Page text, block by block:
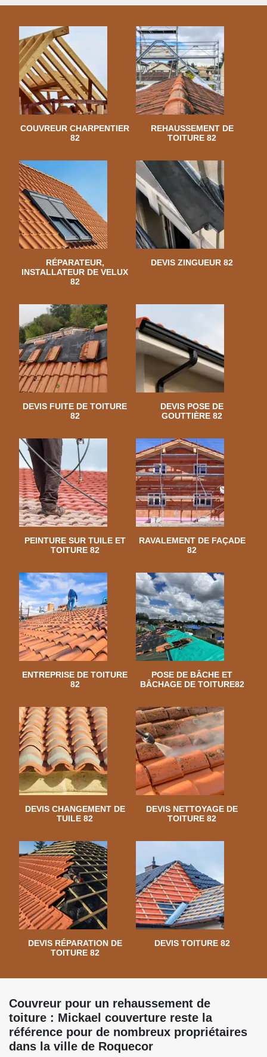
COUVREUR CHARPENTIER
82
REHAUSSEMENT DE
TOITURE 82
RÉPARATEUR,
INSTALLATEUR DE VELUX
82
DEVIS ZINGUEUR 82
DEVIS FUITE DE TOITURE
82
DEVIS POSE DE
GOUTTIÈRE 82
PEINTURE SUR TUILE ET
TOITURE 82
RAVALEMENT DE FAÇADE
82
ENTREPRISE DE TOITURE
82
POSE DE BÂCHE ET
BÂCHAGE DE TOITURE82
DEVIS CHANGEMENT DE
TUILE 82
DEVIS NETTOYAGE DE
TOITURE 82
DEVIS RÉPARATION DE
TOITURE 82
DEVIS TOITURE 82
Couvreur pour un rehaussement de
toiture : Mickael couverture reste la
référence pour de nombreux propriétaires
dans la ville de Roquecor